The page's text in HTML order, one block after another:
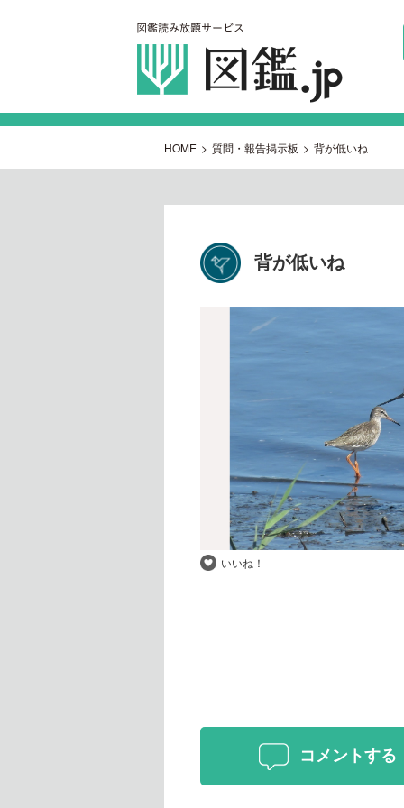
HOME > 質問・報告掲示板 > 背が低いね
背が低いね
いいね！
コメントする